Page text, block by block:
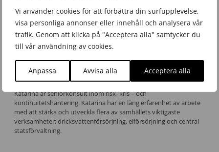
Vi använder cookies för att förbättra din surfupplevelse,
visa personliga annonser eller innehåll och analysera vår
trafik. Genom att klicka på "Acceptera alla" samtycker du
till vår användning av cookies.
Anpassa Avvisa alla Acceptera alla
Skribent
Katarina Kjellman
Seniorkonsult
Katarina är seniorkonsult inom risk- kris – och
kontinuitetshantering. Katarina har en lång erfarenhet av arbete
med att stärka och utveckla flera av samhällets viktigaste
verksamheter; dricksvattenförsörjning, elförsörjning och central
statsförvaltning.